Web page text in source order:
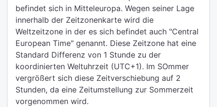
befindet sich in Mitteleuropa. Wegen seiner Lage
innerhalb der Zeitzonenkarte wird die
Weltzeitzone in der es sich befindet auch "Central
European Time" genannt. Diese Zeitzone hat eine
Standard Differenz von 1 Stunde zu der
koordinierten Weltuhrzeit (UTC+1). Im SOmmer
vergrößert sich diese Zeitverschiebung auf 2
Stunden, da eine Zeitumstellung zur Sommerzeit
vorgenommen wird.